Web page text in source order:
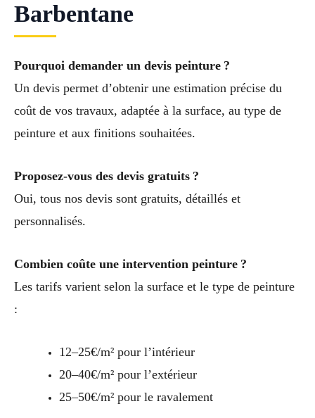
Barbentane
Pourquoi demander un devis peinture ?
Un devis permet d’obtenir une estimation précise du
coût de vos travaux, adaptée à la surface, au type de
peinture et aux finitions souhaitées.
Proposez-vous des devis gratuits ?
Oui, tous nos devis sont gratuits, détaillés et
personnalisés.
Combien coûte une intervention peinture ?
Les tarifs varient selon la surface et le type de peinture
:
12–25€/m² pour l’intérieur
20–40€/m² pour l’extérieur
25–50€/m² pour le ravalement